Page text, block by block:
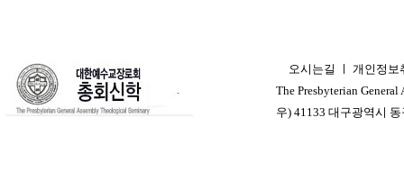
오시는길
개인정보
The Presbyterian
우) 41133 대구광역시